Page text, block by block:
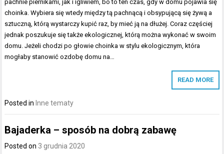
pachnie piernikami, jak i igliwiem, bo to ten czas, gdy w domu pojawia się
choinka. Wybiera się wtedy między tą pachnącą i obsypującą się żywą a
sztuczną, którą wystarczy kupić raz, by mieć ją na dłużej. Coraz częściej
jednak poszukuje się także ekologicznej, którą można wykonać w swoim
domu. Jeżeli chodzi po głowie choinka w stylu ekologicznym, która
mogłaby stanowić ozdobę domu na…
READ MORE
Posted in Inne tematy
Bajaderka – sposób na dobrą zabawę
Posted on 3 grudnia 2020